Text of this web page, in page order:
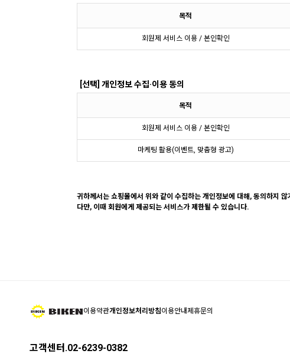
목적
회원제 서비스 이용 / 본인확인
[선택] 개인정보 수집·이용 동의
목적
회원제 서비스 이용 / 본인확인
마케팅 활용(이벤트, 맞춤형 광고)
귀하께서는 쇼핑몰에서 위와 같이 수집하는 개인정보에 대해, 동의하지
다만, 이때 회원에게 제공되는 서비스가 제한될 수 있습니다.
이용약관개인정보처리방침이용안내제휴문의
고객센터.02-6239-0382